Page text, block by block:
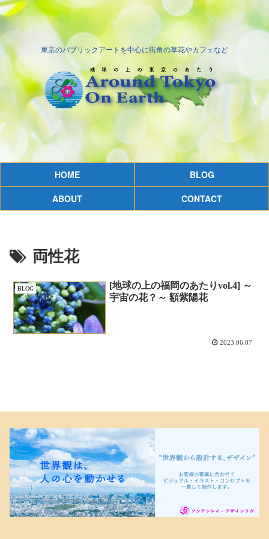
東京のパブリックアートを中心に街角の草花やカフェなど
HOME
BLOG
ABOUT
CONTACT
両性花
BLOG
[地球の上の福岡のあたりvol.4] ～
宇宙の花？～ 額紫陽花
2023.06.07